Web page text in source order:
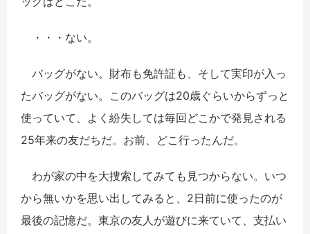
・・・ない。
バッグがない。財布も免許証も、そして実印が入っ
たバッグがない。このバッグは20歳ぐらいからずっと
使っていて、よく紛失しては毎回どこかで発見される
25年来の友だちだ。お前、どこ行ったんだ。
わが家の中を大捜索してみても見つからない。いつ
から無いかを思い出してみると、2日前に使ったのが
最後の記憶だ。東京の友人が遊びに来ていて、支払い